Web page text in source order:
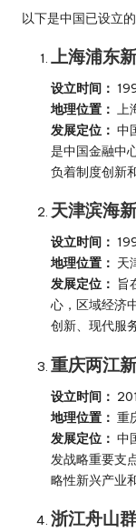
以下是中国已设立
上海浦东
设立时间：
地理位置： 上
发展定位： 中
是中国金融中
负着制度创新
天津滨海
设立时间：
地理位置： 天
发展定位： 旨
心，区域经济
创新、现代服
重庆两江
设立时间：
地理位置： 重
发展定位： 中
发战略重要支
略性新兴产业
浙江舟山